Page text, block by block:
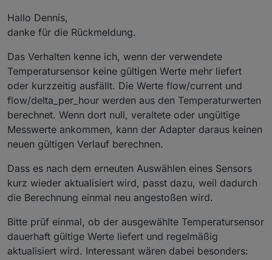
Hallo Dennis,
danke für die Rückmeldung.
Das Verhalten kenne ich, wenn der verwendete
Temperatursensor keine gültigen Werte mehr liefert
oder kurzzeitig ausfällt. Die Werte flow/current und
flow/delta_per_hour werden aus den Temperaturwerten
berechnet. Wenn dort null, veraltete oder ungültige
Messwerte ankommen, kann der Adapter daraus keinen
neuen gültigen Verlauf berechnen.
Dass es nach dem erneuten Auswählen eines Sensors
kurz wieder aktualisiert wird, passt dazu, weil dadurch
die Berechnung einmal neu angestoßen wird.
Bitte prüf einmal, ob der ausgewählte Temperatursensor
dauerhaft gültige Werte liefert und regelmäßig
aktualisiert wird. Interessant wären dabei besonders: